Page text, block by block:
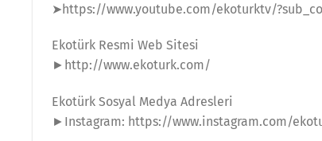
➤https://www.youtube.com/ekoturktv/
Ekotürk Resmi Web Sitesi
►http://www.ekoturk.com/
Ekotürk Sosyal Medya Adresleri
►Instagram: https://www.instagram.com/